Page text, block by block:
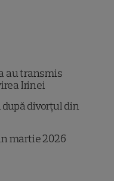
au transmis
Irinei
divorțul din
martie 2026